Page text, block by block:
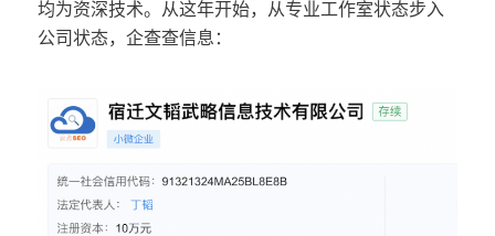
均为资深技术。从这年开始，从专业工作室状态步入
公司状态，企查查信息：